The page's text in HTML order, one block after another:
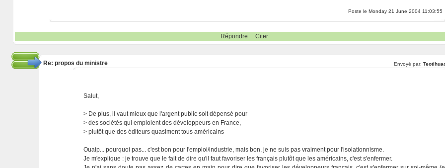
Poste le Monday 21 June 2004 11:03:55
Répondre Citer
Re: propos du ministre Envoyé par:
Salut,
> De plus, il vaut mieux que l'argent public soit dépensé pour
> des sociétés qui emploient des développeurs en France,
> plutôt que des éditeurs quasiment tous américains
Ouaip... pourquoi pas... c'est bon pour l'emploi/industrie, mais bon, je ne suis pas vraiment pour l'isolationnisme.
Je m'explique : je trouve que le fait de dire qu'il faut favoriser les français plutôt que les américains, c'est s'enfermer.